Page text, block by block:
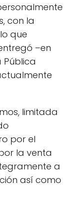
con la
que
–en
limitada
por el
la venta
a
así como